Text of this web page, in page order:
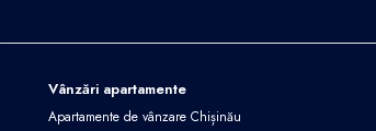
Vânzări apartamente
Apartamente de vânzare Chișinău